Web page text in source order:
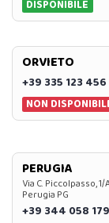
DISPONIBILE
ORVIETO
+39 335 123 456
NON
PERUGIA
Via C. Piccolpasso, 1/
Perugia PG
+39 344 058